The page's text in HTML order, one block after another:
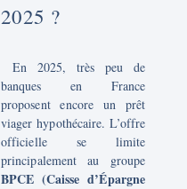
2025 ?
En 2025, très peu de
banques en France
proposent encore un prêt
viager hypothécaire. L’offre
officielle se limite
principalement au groupe
BPCE (Caisse d’Épargne